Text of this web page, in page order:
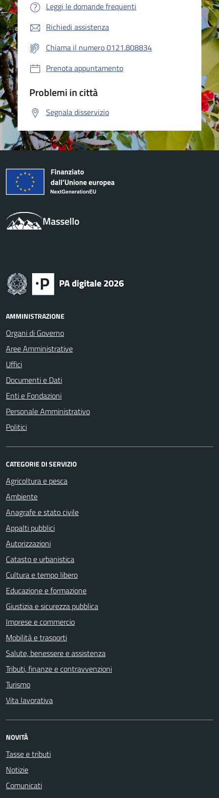
Leggi le domande frequenti
Richiedi assistenza
Chiama il numero 0121.808834
Prenota appuntamento
Problemi in città
Segnala disservizio
Massello
AMMINISTRAZIONE
Organi di Governo
Aree Amministrative
Uffici
Documenti e Dati
Enti e Fondazioni
Personale Amministrativo
Politici
CATEGORIE DI SERVIZIO
Agricoltura e pesca
Ambiente
Anagrafe e stato civile
Appalti pubblici
Autorizzazioni
Catasto e urbanistica
Cultura e tempo libero
Educazione e formazione
Giustizia e sicurezza pubblica
Imprese e commercio
Mobilità e trasporti
Salute, benessere e assistenza
Tributi, finanze e contravvenzioni
Turismo
Vita lavorativa
NOVITÀ
Tasse e tributi
Notizie
Comunicati